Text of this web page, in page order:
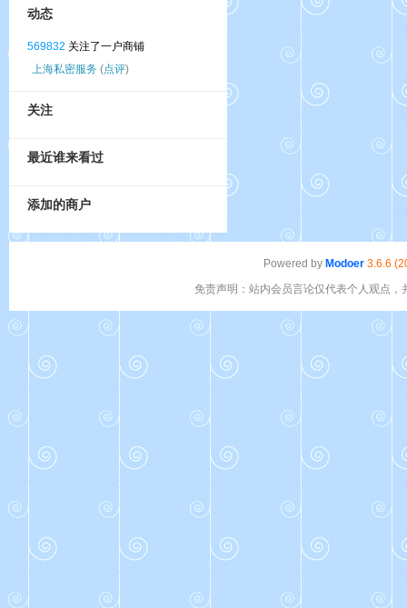
动态
569832 关注了一户商铺
上海私密服务 (点评)
关注
最近谁来看过
添加的商户
Powered by Modoer 3.6.6
免责声明：站内会员言论仅代表个人观点